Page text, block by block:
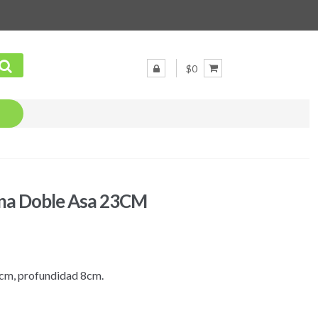
$0
Doble Asa 23CM
profundidad 8cm.